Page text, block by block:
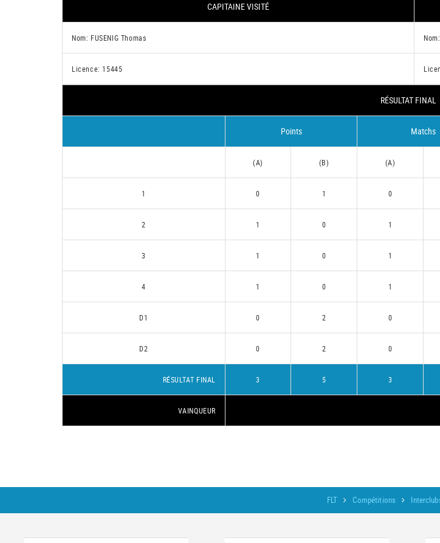
CAPITAINE VISITÉ
Nom: FUSENIG Thomas
Licence: 15445
RÉSULTAT FINAL
Points Matchs
(A) (B) (A)
1 0 1 0
2 1 0 1
3 1 0 1
4 1 0 1
D1 0 2 0
D2 0 2 0
RÉSULTAT FINAL 3 5 3
VAINQUEUR
FLT Compétitions